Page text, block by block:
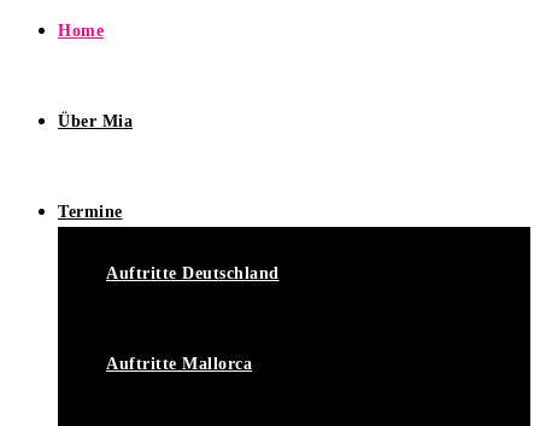
Home
Über Mia
Termine
Auftritte Deutschland
Auftritte Mallorca